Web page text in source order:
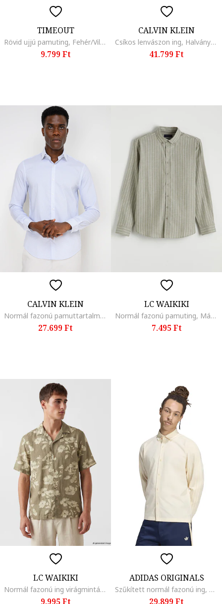
TIMEOUT
Rövid ujjú pamuting, Fehér/Világoskék
9.799 Ft
CALVIN KLEIN
Csíkos lenvászon ing, Halványkék
41.799 Ft
CALVIN KLEIN
Normál fazonú pamuttartalmú ing, Fehér/Kobaltkék
27.699 Ft
LC WAIKIKI
Normál fazonú pamuting, Márványszürke
7.495 Ft
LC WAIKIKI
Normál fazonú ing virágmintával, Bézs, Zsályazöld,
9.995 Ft
ADIDAS ORIGINALS
Szűkített normál fazonú ing, Krémszín
29.899 Ft